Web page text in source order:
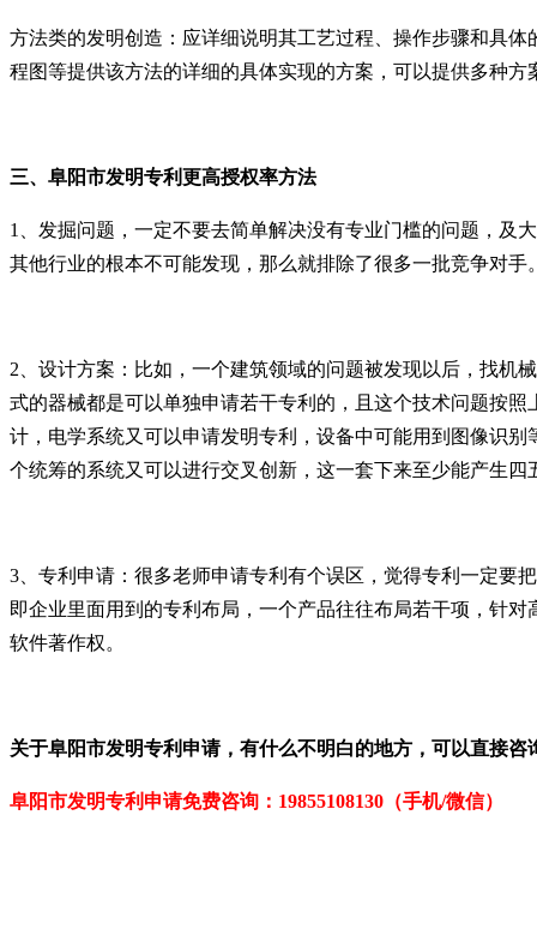
⽅法类的发明创造：应详细说明其⼯艺过程、操作步骤和具
程图等提供该⽅法的详细的具体实现的⽅案，可以提供多种⽅
三、阜阳市发明专利更高授权率方法
1、发掘问题，一定不要去简单解决没有专业门槛的问题，及
其他行业的根本不可能发现，那么就排除了很多一批竞争对
2、设计方案：比如，一个建筑领域的问题被发现以后，找机
式的器械都是可以单独申请若干专利的，且这个技术问题按
计，电学系统又可以申请发明专利，设备中可能用到图像识
个统筹的系统又可以进行交叉创新，这一套下来至少能产生四
3、专利申请：很多老师申请专利有个误区，觉得专利一定要
即企业里面用到的专利布局，一个产品往往布局若干项，针
软件著作权。
关于阜阳市发明专利申请，有什么不明白的地方，可以直接咨
阜阳市发明专利申请免费咨询：19855108130（手机/微信）